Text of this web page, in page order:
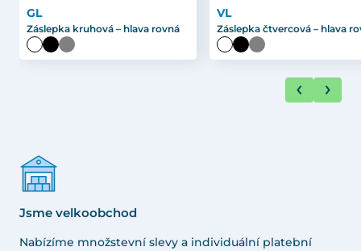
GL
Záslepka kruhová – hlava rovná
VL
Záslepka čtvercová – hlava
Jsme velkoobchod
Nabízíme množstevní slevy a individuální platební